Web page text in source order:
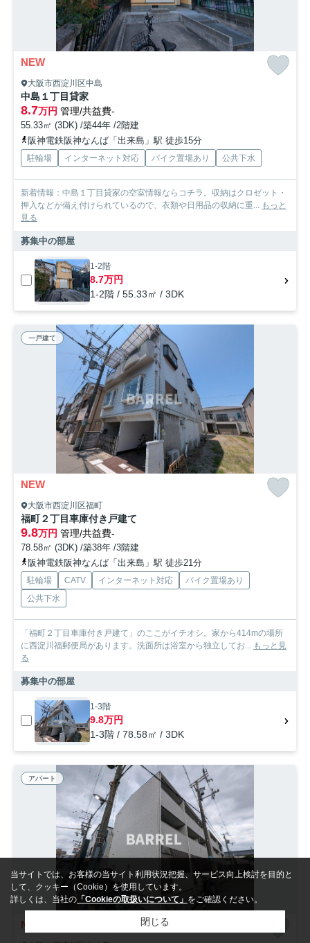
NEW
大阪市西淀川区中島
中島１丁目貸家
8.7万円 管理/共益費-
55.33㎡ (3DK) /築44年 /2階建
阪神電鉄阪神なんば「出来島」駅 徒歩15分
駐輪場 インターネット対応 バイク置場あり 公共下水
新着情報：中島１丁目貸家の空室情報ならコチラ。収納はクロゼット・
押入などが備え付けられているので、衣類や日用品の収納に重...
もっと
見る
募集中の部屋
1-2階
8.7万円
1-2階 / 55.33㎡ / 3DK
一戸建て
NEW
大阪市西淀川区福町
福町２丁目車庫付き戸建て
9.8万円 管理/共益費-
78.58㎡ (3DK) /築38年 /3階建
阪神電鉄阪神なんば「出来島」駅 徒歩21分
駐輪場 CATV インターネット対応
バイク置場あり
公共下水
「福町２丁目車庫付き戸建て」のここがイチオシ。家から414mの場所
に西淀川福郵便局があります。洗面所は浴室から独立してお...
もっと見
る
募集中の部屋
1-3階
9.8万円
1-3階 / 78.58㎡ / 3DK
アパート
NEW
当サイトでは、お客様の当サイト利用状況把握、サービス向上検討を目的と
して、クッキー（Cookie）を使用しています。
詳しくは、当社の 「Cookieの取扱いについて」 をご確認ください。
閉じる